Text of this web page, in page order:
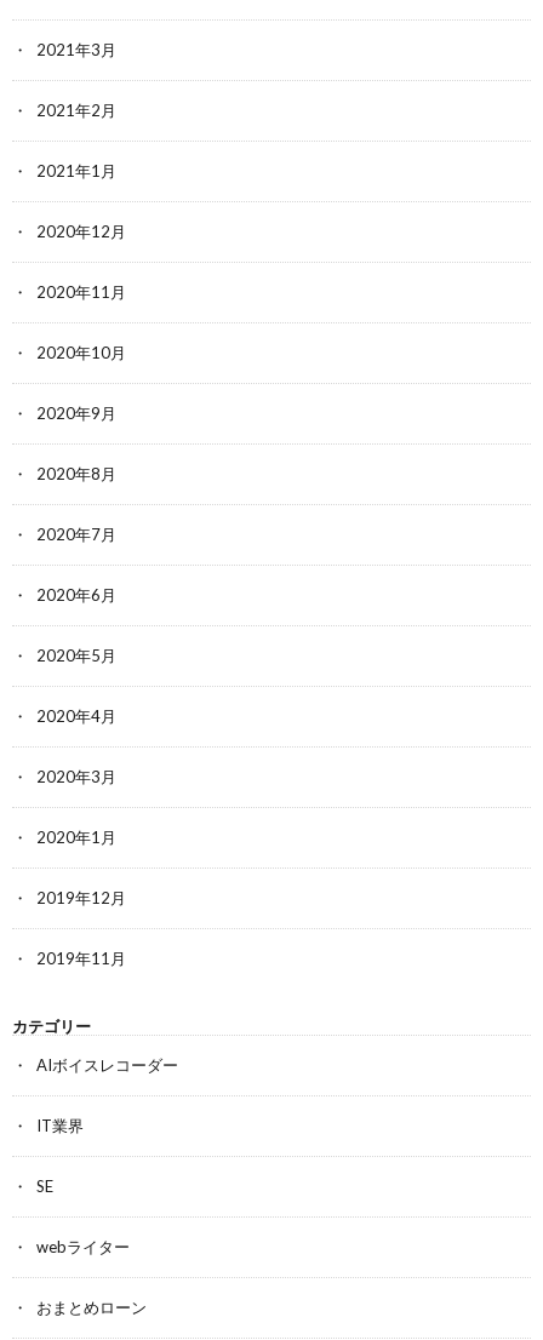
2021年3月
2021年2月
2021年1月
2020年12月
2020年11月
2020年10月
2020年9月
2020年8月
2020年7月
2020年6月
2020年5月
2020年4月
2020年3月
2020年1月
2019年12月
2019年11月
カテゴリー
AIボイスレコーダー
IT業界
SE
webライター
おまとめローン